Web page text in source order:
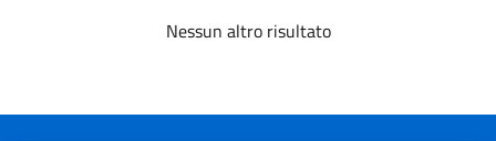
Nessun altro risultato